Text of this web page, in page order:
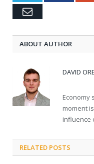
Email
ABOUT AUTHOR
DAVID
Economy
moment
influence
RELATED POSTS